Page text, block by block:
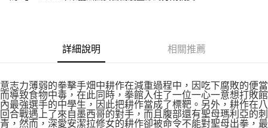
１．透過由恩沛科技股份有限公司提供之「AFTEE先享後付」服務完成之交
易，需依本服務之必要範圍內提供個人資料，並將交易相關給付款項請求債
２．關於個人資料處理事宜，請瀏覽以下網址：
https://aftee.tw/terms/#terms3
３．未成年的使用者請事先徵得法定代理人或監護人之同意方可使用
「AFTEE先享後付」，若未經同意申辦者引起之損失，本公司不負相關責
任。
每筆NT$80，滿NT$500(含以上)免運費
每筆NT$80，滿NT$500(含以上)免運費
宅配
詳細說明 相關推薦
意志力薄弱的拳擊手畑中耕作在減重過程中，因吃下腐敗的便當
而導致食物中毒，在此同時，拳館入住了一位一心一意想打敗館
內最強選手的中學生，因此把耕作當成了標靶。另外，耕作在八
回合戰遇上了來自墨西哥的對手，而且腹部還有聖母瑪利亞的刺
青，然而，深愛安潔拉修女的耕作卻被命令不能對聖母出拳，最